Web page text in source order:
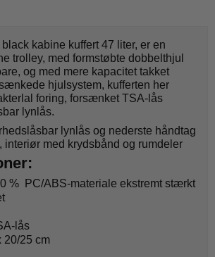
kabine kuffert 47 liter, er en
trolley, med formstøbte dobbelthjul
og med mere kapacitet takket
hjulsystem, kufferten her
foring, forsænket TSA-lås
lynlås.
lynlås og nederste håndtag
interiør med krydsbånd og rumdeler
% PC/ABS-materiale ekstremt stærkt
lås
20/25 cm